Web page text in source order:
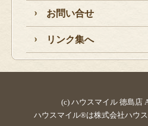
お問い合せ
リンク集へ
(c) ハウスマイル 徳島店
ハウスマイル®は株式会社ハウス